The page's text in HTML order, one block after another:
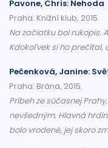
Pavone, Chris: Nehoda
Praha: Knižní klub, 2015.
Na začiatku bol rukopis.
Kdokoľvek si ho prečítal,
Pečenková, Janine:
Praha: Brána, 2015.
Príbeh ze súčasnej
nevšedným. Hlavná
bolo vrodené, jej skoro